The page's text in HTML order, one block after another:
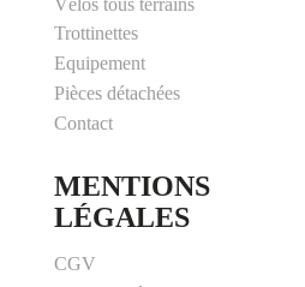
Trottinettes
Equipement
Pièces détachées
Contact
MENTIONS
LÉGALES
CGV